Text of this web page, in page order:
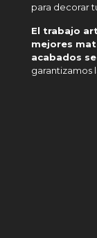
para decorar
El trabajo
mejores
acabados
garantizamos